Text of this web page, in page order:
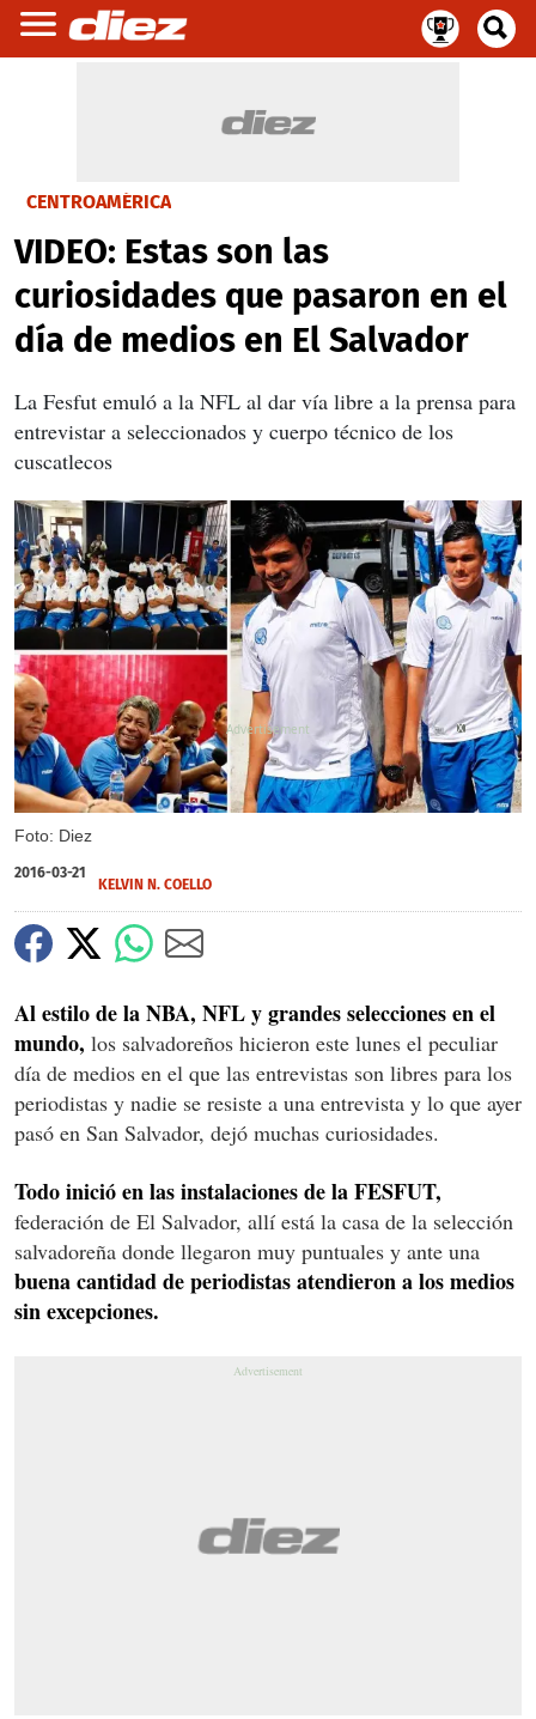
CENTROAMÉRICA
VIDEO: Estas son las
curiosidades que pasaron en el
día de medios en El Salvador
La Fesfut emuló a la NFL al dar vía libre a la prensa para
entrevistar a seleccionados y cuerpo técnico de los
cuscatlecos
Foto: Diez
X
2016-03-21
KELVIN N. COELLO
Al estilo de la NBA, NFL y grandes selecciones en el
mundo, los salvadoreños hicieron este lunes el peculiar
día de medios en el que las entrevistas son libres para los
periodistas y nadie se resiste a una entrevista y lo que ayer
pasó en San Salvador, dejó muchas curiosidades.
Todo inició en las instalaciones de la FESFUT,
federación de El Salvador, allí está la casa de la selección
salvadoreña donde llegaron muy puntuales y ante una
buena cantidad de periodistas atendieron a los medios
sin excepciones.